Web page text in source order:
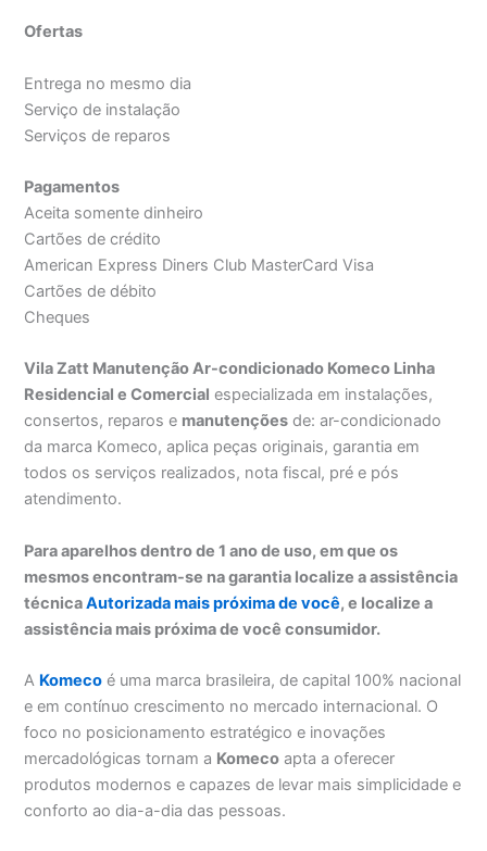
Ofertas
Entrega no mesmo dia
Serviço de instalação
Serviços de reparos
Pagamentos
Aceita somente dinheiro
Cartões de crédito
American Express Diners Club MasterCard Visa
Cartões de débito
Cheques
Vila Zatt Manutenção Ar-condicionado Komeco Linha
Residencial e Comercial especializada em instalações,
consertos, reparos e manutenções de: ar-condicionado
da marca Komeco, aplica peças originais, garantia em
todos os serviços realizados, nota fiscal, pré e pós
atendimento.
Para aparelhos dentro de 1 ano de uso, em que os
mesmos encontram-se na garantia localize a assistência
técnicaAutorizada mais próxima de você, e localize a
assistência mais próxima de você consumidor.
A Komeco é uma marca brasileira, de capital 100% nacional
e em contínuo crescimento no mercado internacional. O
foco no posicionamento estratégico e inovações
mercadológicas tornam a Komeco apta a oferecer
produtos modernos e capazes de levar mais simplicidade e
conforto ao dia-a-dia das pessoas.